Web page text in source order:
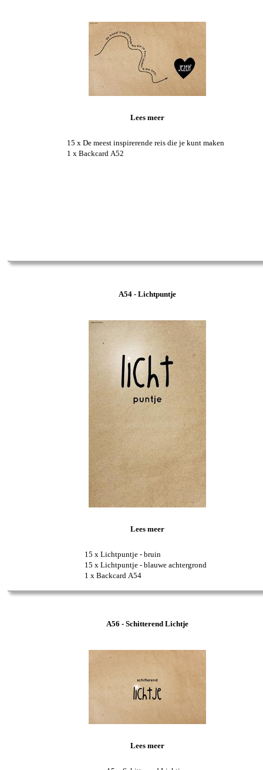
Lees meer
15 x De meest inspirerende reis die je kunt maken
1 x Backcard A52
A54 - Lichtpuntje
Lees meer
15 x Lichtpuntje - bruin
15 x Lichtpuntje - blauwe achtergrond
1 x Backcard A54
A56 - Schitterend Lichtje
Lees meer